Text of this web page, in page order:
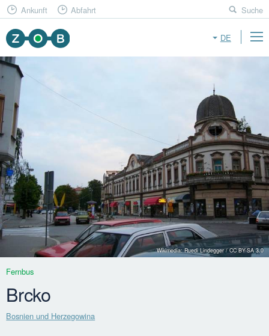
DE
Ankunft Abfahrt Suche
Wikimedia: Ruedi Lindegger / CC BY-SA 3.0
Fernbus
Brcko
Bosnien und Herzegowina